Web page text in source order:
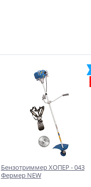
Бензотриммер ХОПЕР - 043
Фермер NEW